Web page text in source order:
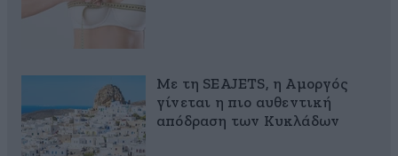
Με τη SEAJETS, η Αμοργός
γίνεται η πιο αυθεντική
απόδραση των Κυκλάδων